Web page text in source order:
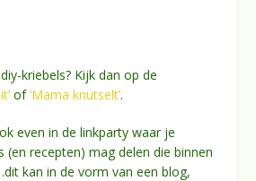
kriebels? Kijk dan op de
of‘Mama knutselt’.
even in de linkparty waar je
(en recepten) mag delen die binnen
kan in de vorm van een blog,